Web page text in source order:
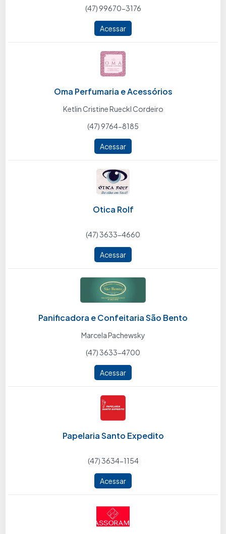
(47) 99670-3176
Acessar
Oma Perfumaria e Acessórios
Ketlin Cristine Rueckl Cordeiro
(47) 9764-8185
Acessar
Otica Rolf
(47) 3633-4660
Acessar
Panificadora e Confeitaria São Bento
Marcela Pachewsky
(47) 3633-4700
Acessar
Papelaria Santo Expedito
(47) 3634-1154
Acessar